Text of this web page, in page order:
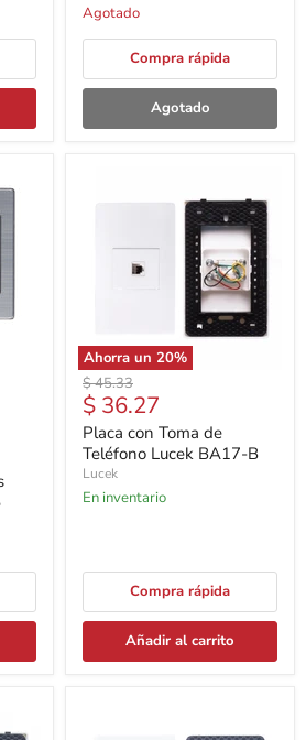
Agotado
Compra rápida
Agotado
Ahorra un 20%
Precio
original
$ 45.33
Precio
actual
$ 36.27
Placa con Toma de
Teléfono Lucek BA17-B
Lucek
En inventario
Compra rápida
Añadir al carrito